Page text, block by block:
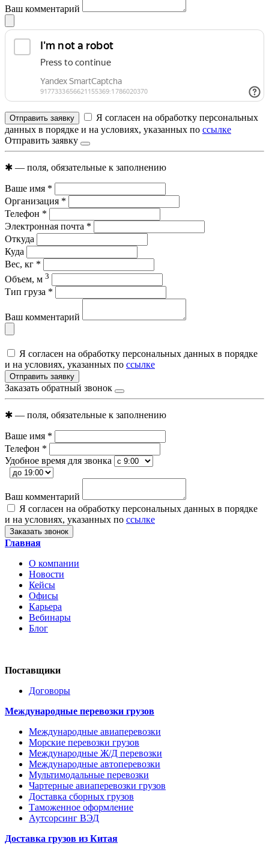
Ваш комментарий
Отправить заявку
Я согласен на обработку персональных
данных в порядке и на условиях, указанных по ссылке
Отправить заявку
✱ — поля, обязательные к заполнению
Ваше имя *
Организация *
Телефон *
Электронная почта *
Откуда
Куда
Вес, кг *
Объем, м 3
Тип груза *
Ваш комментарий
Я согласен на обработку персональных данных в порядке
и на условиях, указанных по ссылке
Отправить заявку
Заказать обратный звонок
✱ — поля, обязательные к заполнению
Ваше имя *
Телефон *
Удобное время для звонка
Ваш комментарий
Я согласен на обработку персональных данных в порядке
и на условиях, указанных по ссылке
Заказать звонок
Главная
О компании
Новости
Кейсы
Офисы
Карьера
Вебинары
Блог
Поставщики
Договоры
Международные перевозки грузов
Международные авиаперевозки
Морские перевозки грузов
Международные Ж/Д перевозки
Международные автоперевозки
Мультимодальные перевозки
Чартерные авиаперевозки грузов
Доставка сборных грузов
Таможенное оформление
Аутсорсинг ВЭД
Доставка грузов из Китая